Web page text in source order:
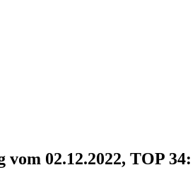
vom 02.12.2022, TOP